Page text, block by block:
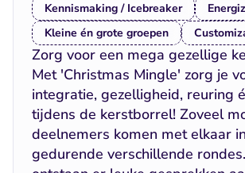
Kennismaking / Icebreaker
Kleine én grote groepen
Zorg voor een mega gezellige
Met 'Christmas Mingle' zorg je
integratie, gezelligheid, reuring
tijdens de kerstborrel! Zoveel
deelnemers komen met elkaar
gedurende verschillende